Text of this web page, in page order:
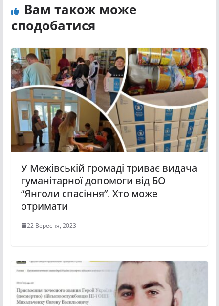
Вам також може
сподобатися
У Межівській громаді триває видача
гуманітарної допомоги від БО
“Янголи спасіння”. Хто може
отримати
22 Вересня, 2023